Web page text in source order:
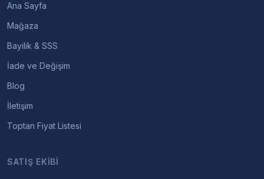
Ana Sayfa
Mağaza
Bayilik & SSS
İade ve Değişim
Blog
İletişim
Toptan Fiyat Listesi
SATIŞ EKIBI